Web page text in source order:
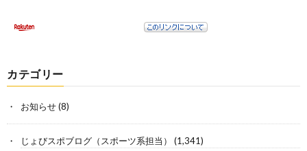
カテゴリー
お知らせ(8)
じょびスポブログ（スポーツ系担当） (1,341)